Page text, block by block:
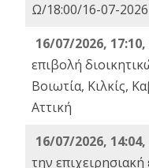
Ω/18:00/16-07-2026
16/07/2026,
επιβολή
Βοιωτία, Κιλκίς,
Αττική
16/07/2026,
την